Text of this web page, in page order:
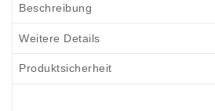
Beschreibung
Weitere Details
Produktsicherheit